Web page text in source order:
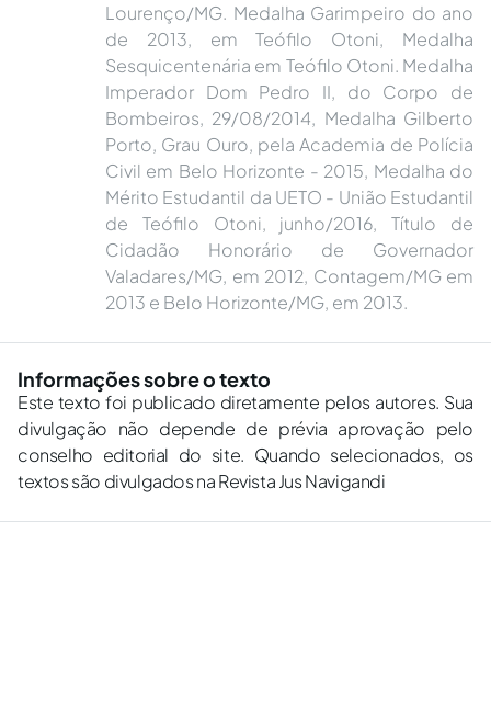
Lourenço/MG. Medalha Garimpeiro do ano
de 2013, em Teófilo Otoni, Medalha
Sesquicentenária em Teófilo Otoni. Medalha
Imperador Dom Pedro II, do Corpo de
Bombeiros, 29/08/2014, Medalha Gilberto
Porto, Grau Ouro, pela Academia de Polícia
Civil em Belo Horizonte - 2015, Medalha do
Mérito Estudantil da UETO - União Estudantil
de Teófilo Otoni, junho/2016, Título de
Cidadão Honorário de Governador
Valadares/MG, em 2012, Contagem/MG em
2013 e Belo Horizonte/MG, em 2013.
Informações sobre o texto
Este texto foi publicado diretamente pelos autores. Sua
divulgação não depende de prévia aprovação pelo
conselho editorial do site. Quando selecionados, os
textos são divulgados na Revista Jus Navigandi